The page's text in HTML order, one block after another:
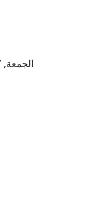
الجمعة, 07 أغسطس 2026 – 24 صفر 1448 هـ